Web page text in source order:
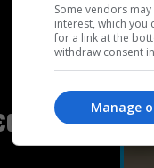
Some vendors
interest, which
for a link at the
withdraw consent
Manage